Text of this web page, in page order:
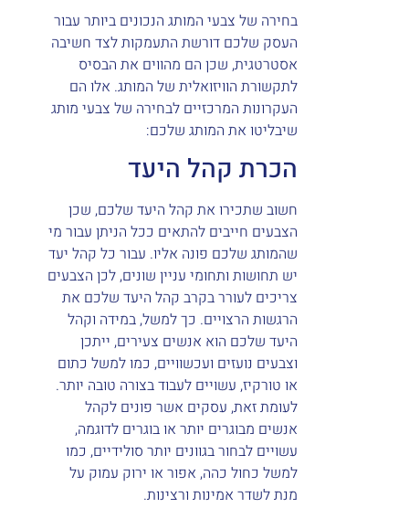
בחירה של צבעי המותג הנכונים ביותר עבור
העסק שלכם דורשת התעמקות לצד חשיבה
אסטרטגית, שכן הם מהווים את הבסיס
לתקשורת הוויזואלית של המותג. אלו הם
העקרונות המרכזיים לבחירה של צבעי מותג
שיבליטו את המותג שלכם:
הכרת קהל היעד
חשוב שתכירו את קהל היעד שלכם, שכן
הצבעים חייבים להתאים ככל הניתן עבור מי
שהמותג שלכם פונה אליו. עבור כל קהל יעד
יש תחושות ותחומי עניין שונים, לכן הצבעים
צריכים לעורר בקרב קהל היעד שלכם את
הרגשות הרצויים. כך למשל, במידה וקהל
היעד שלכם הוא אנשים צעירים, ייתכן
וצבעים נועזים ועכשוויים, כמו למשל כתום
או טורקיז, עשויים לעבוד בצורה טובה יותר.
לעומת זאת, עסקים אשר פונים לקהל
אנשים מבוגרים יותר או בוגרים לדוגמה,
עשויים לבחור בגוונים יותר סולידיים, כמו
למשל כחול כהה, אפור או ירוק עמוק על
מנת לשדר אמינות ורצינות.